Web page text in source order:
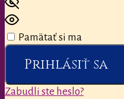
Pamätať si ma
Prihlásiť sa
Zabudli ste heslo?